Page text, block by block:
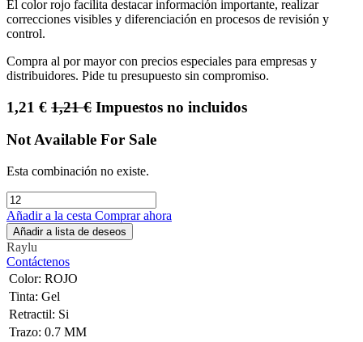
El color rojo facilita destacar información importante, realizar
correcciones visibles y diferenciación en procesos de revisión y
control.
Compra al por mayor con precios especiales para empresas y
distribuidores. Pide tu presupuesto sin compromiso.
1,21 € 1,21€ Impuestos no incluidos
Not Available For Sale
Esta combinación no existe.
Añadir a la cesta Comprar ahora
Añadir a lista de deseos
Raylu
Contáctenos
Color: ROJO
Tinta: Gel
Retractil: Si
Trazo: 0.7 MM